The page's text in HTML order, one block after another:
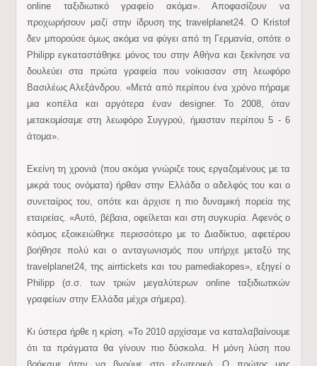
online ταξιδιωτικό γραφείο ακόμα». Αποφασίζουν να
προχωρήσουν μαζί στην ίδρυση της travelplanet24. Ο Kristof
δεν μπορούσε όμως ακόμα να φύγει από τη Γερμανία, οπότε ο
Philipp εγκαταστάθηκε μόνος του στην Αθήνα και ξεκίνησε να
δουλεύει στα πρώτα γραφεία που νοίκιασαν στη λεωφόρο
Βασιλέως Αλεξάνδρου. «Μετά από περίπου ένα χρόνο πήραμε
μια κοπέλα και αργότερα έναν designer. Το 2008, όταν
μετακομίσαμε στη λεωφόρο Συγγρού, ήμασταν περίπου 5 - 6
άτομα».
Εκείνη τη χρονιά (που ακόμα γνώριζε τους εργαζομένους με τα
μικρά τους ονόματα) ήρθαν στην Ελλάδα ο αδελφός του και ο
συνεταίρος του, οπότε και άρχισε η πιο δυναμική πορεία της
εταιρείας. «Αυτό, βέβαια, οφείλεται και στη συγκυρία. Αφενός ο
κόσμος εξοικειώθηκε περισσότερο με το Διαδίκτυο, αφετέρου
βοήθησε πολύ και ο ανταγωνισμός που υπήρχε μεταξύ της
travelplanet24, της airrtickets και του pamediakopes», εξηγεί ο
Philipp (σ.σ. των τριών μεγαλύτερων online ταξιδιωτικών
γραφείων στην Ελλάδα μέχρι σήμερα).
Κι ύστερα ήρθε η κρίση. «Το 2010 αρχίσαμε να καταλαβαίνουμε
ότι τα πράγματα θα γίνουν πιο δύσκολα. Η μόνη λύση που